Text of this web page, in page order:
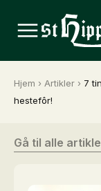
Hjem › Artikler › 7
hestefôr!
Gå til alle